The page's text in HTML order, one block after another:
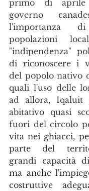
primo di
governo
l'importanza
popolazioni
"indipendenza"
di riconoscere i
del popolo nativo
quali l'uso delle
ad allora, Iqaluit
abitativo quasi
fuori del circolo
vita nei ghiacci,
parte del
grandi capacità
ma anche
costruttive